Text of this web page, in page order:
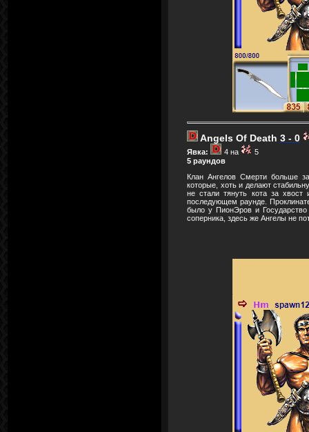
Angels Of Death 3 - 0
Явка: 4 на
5
5 раундов
Клан Ангелов Смерти больше
которые, хоть и делают
не стали тянуть кота за
последующем раунде.
было у ПионЭров и Государство
соперника, здесь же Ангелы не